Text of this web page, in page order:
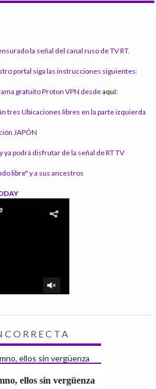
la señal del canal ruso de TV RT.
portal siga las instrucciones siguientes:
gratuito Proton VPN desdeaquí:
tres Ubicaciones libres en la parte izquierda
JAPÓN
y ya podrá disfrutar de la señal de RT TV
libre" y a sus ancestros
ellos sin vergüenza